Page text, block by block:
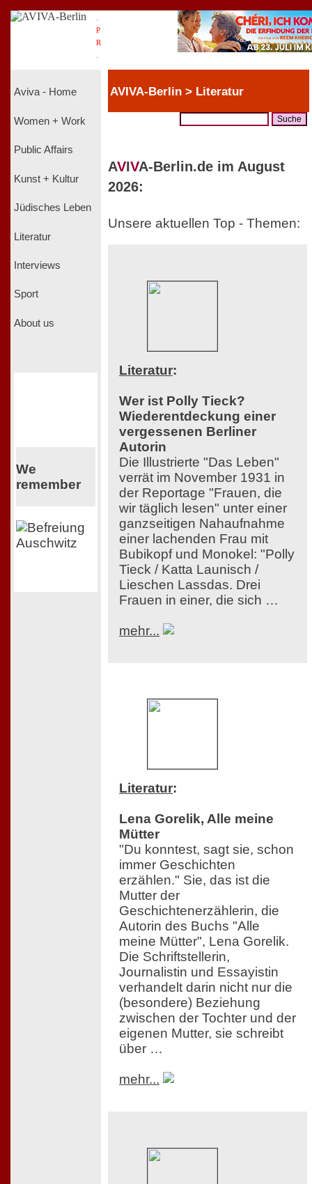
P
R
Aviva - Home
Women + Work
Public Affairs
Kunst + Kultur
Jüdisches Leben
Literatur
Interviews
Sport
About us
We
remember
AVIVA-Berlin > Literatur
AVIVA-Berlin.de im August
2026:
Unsere aktuellen Top - Themen:
Literatur:
Wer ist Polly Tieck?
Wiederentdeckung einer
vergessenen Berliner
Autorin
Die Illustrierte "Das Leben"
verrät im November 1931 in
der Reportage "Frauen, die
wir täglich lesen" unter einer
ganzseitigen Nahaufnahme
einer lachenden Frau mit
Bubikopf und Monokel: "Polly
Tieck / Katta Launisch /
Lieschen Lassdas. Drei
Frauen in einer, die sich …
mehr...
Literatur:
Lena Gorelik, Alle meine
Mütter
"Du konntest, sagt sie, schon
immer Geschichten
erzählen." Sie, das ist die
Mutter der
Geschichtenerzählerin, die
Autorin des Buchs "Alle
meine Mütter", Lena Gorelik.
Die Schriftstellerin,
Journalistin und Essayistin
verhandelt darin nicht nur die
(besondere) Beziehung
zwischen der Tochter und der
eigenen Mutter, sie schreibt
über …
mehr...